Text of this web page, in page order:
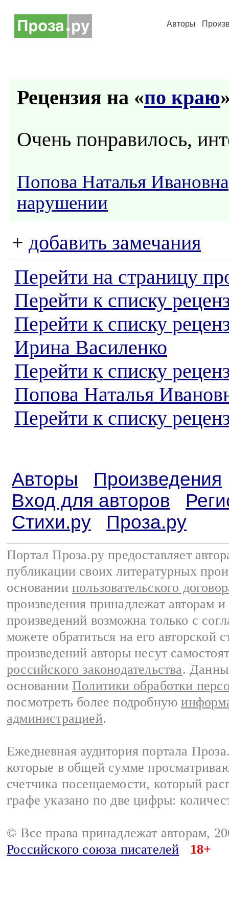
Авторы
Рецензия на «по краю
Очень понравилось,
Попова Наталья Ивановна
нарушении
+ добавить замечания
Перейти на страницу
Перейти к списку
Перейти к списку
Ирина Василенко
Перейти к списку
Попова Наталья
Перейти к списку
Авторы
Произведения
Вход для авторов
Стихи.ру
Проза.ру
Портал Проза.ру предоставляет
публикации своих литературных
основании пользовательского
произведения принадлежат авторам
произведений возможна только с
можете обратиться на его авторской
произведений авторы несут
российского законодательства.
основании Политики обработки
посмотреть более подробную
администрацией.
Ежедневная аудитория портала
которые в общей сумме
счетчика посещаемости, который
графе указано по две цифры:
© Все права принадлежат авторам,
Российского союза писателей
18+